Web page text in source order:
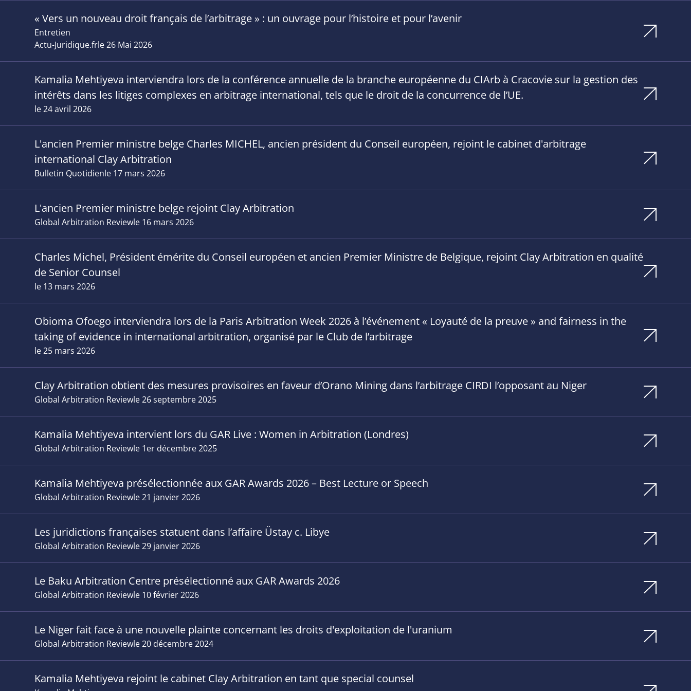
« Vers un nouveau droit français de l’arbitrage » : un ouvrage pour l’histoire et pour l’avenir
Entretien
Actu-Juridique.frle 26 Mai 2026
Kamalia Mehtiyeva interviendra lors de la conférence annuelle de la branche européenne du CIArb à Cracovie sur la gestion des
intérêts dans les litiges complexes en arbitrage international, tels que le droit de la concurrence de l’UE.
le 24 avril 2026
L'ancien Premier ministre belge Charles MICHEL, ancien président du Conseil européen, rejoint le cabinet d'arbitrage
international Clay Arbitration
Bulletin Quotidienle 17 mars 2026
L'ancien Premier ministre belge rejoint Clay Arbitration
Global Arbitration Reviewle 16 mars 2026
Charles Michel, Président émérite du Conseil européen et ancien Premier Ministre de Belgique, rejoint Clay Arbitration en qualité
de Senior Counsel
le 13 mars 2026
Obioma Ofoego interviendra lors de la Paris Arbitration Week 2026 à l’événement « Loyauté de la preuve » and fairness in the
taking of evidence in international arbitration, organisé par le Club de l’arbitrage
le 25 mars 2026
Clay Arbitration obtient des mesures provisoires en faveur d’Orano Mining dans l’arbitrage CIRDI l’opposant au Niger
Global Arbitration Reviewle 26 septembre 2025
Kamalia Mehtiyeva intervient lors du GAR Live : Women in Arbitration (Londres)
Global Arbitration Reviewle 1er décembre 2025
Kamalia Mehtiyeva présélectionnée aux GAR Awards 2026 – Best Lecture or Speech
Global Arbitration Reviewle 21 janvier 2026
Les juridictions françaises statuent dans l’affaire Üstay c. Libye
Global Arbitration Reviewle 29 janvier 2026
Le Baku Arbitration Centre présélectionné aux GAR Awards 2026
Global Arbitration Reviewle 10 février 2026
Le Niger fait face à une nouvelle plainte concernant les droits d'exploitation de l'uranium
Global Arbitration Reviewle 20 décembre 2024
Kamalia Mehtiyeva rejoint le cabinet Clay Arbitration en tant que special counsel